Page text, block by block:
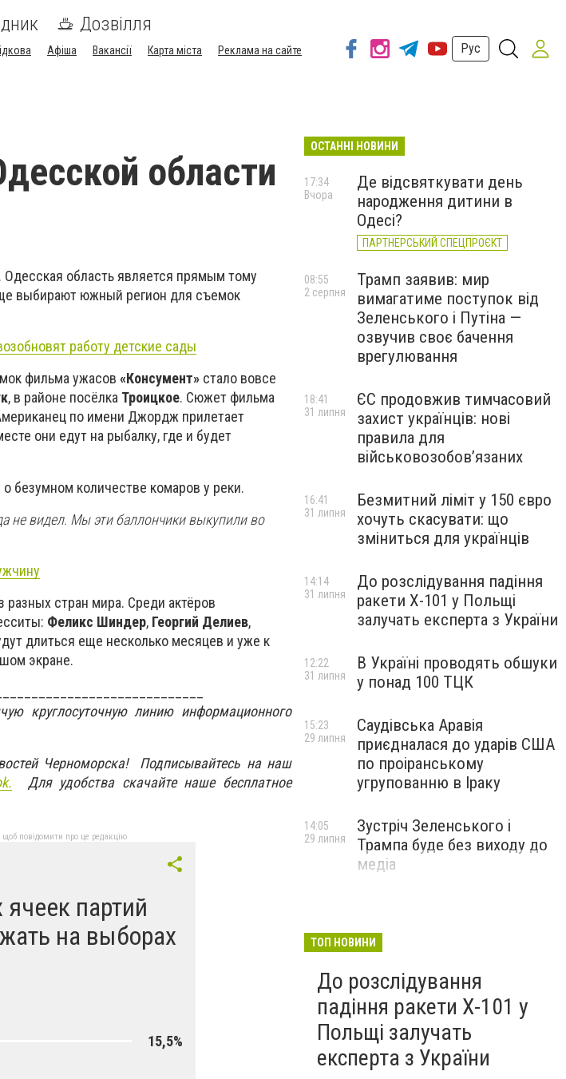
Дозвілля
Афіша Вакансії Карта міста
Реклама на сайте
Рус
области
область является прямым тому
выбирают южный регион для съемок
работу детские сады
фильма ужасов «Консумент» стало вовсе
, в районе посёлка Троицкое. Сюжет фильма
по имени Джордж прилетает
они едут на рыбалку, где и будет
о безумном количестве комаров у реки.
не видел. Мы эти баллончики выкупили во
стран мира. Среди актёров
Феликс Шиндер, Георгий Делиев,
длиться еще несколько месяцев и уже к
экране.
круглосуточную линию информационного
Черноморска! Подписывайтесь на наш
Для удобства скачайте наше бесплатное
повідомити про це редакцію
партий
на выборах
15,5%
ОСТАННІ НОВИНИ
Де відсвяткувати день
народження дитини в
Одесі?
ПАРТНЕРСЬКИЙ СПЕЦПРОЄКТ
17:34
Вчора
Трамп заявив: мир
вимагатиме поступок від
Зеленського і Путіна —
озвучив своє бачення
врегулювання
08:55
2 серпня
ЄС продовжив тимчасовий
захист українців: нові
правила для
військовозобов’язаних
18:41
31 липня
Безмитний ліміт у 150 євро
хочуть скасувати: що
зміниться для українців
16:41
31 липня
До розслідування падіння
ракети Х-101 у Польщі
залучать експерта з України
14:14
31 липня
В Україні проводять обшуки
у понад 100 ТЦК
12:22
31 липня
Саудівська Аравія
приєдналася до ударів США
по проіранському
угрупованню в Іраку
15:23
29 липня
Зустріч Зеленського і
Трампа буде без виходу до
медіа
14:05
29 липня
ТОП НОВИНИ
До розслідування
падіння ракети Х-101 у
Польщі залучать
експерта з України